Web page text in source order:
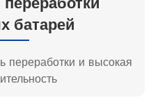
батарей
переработки и высокая